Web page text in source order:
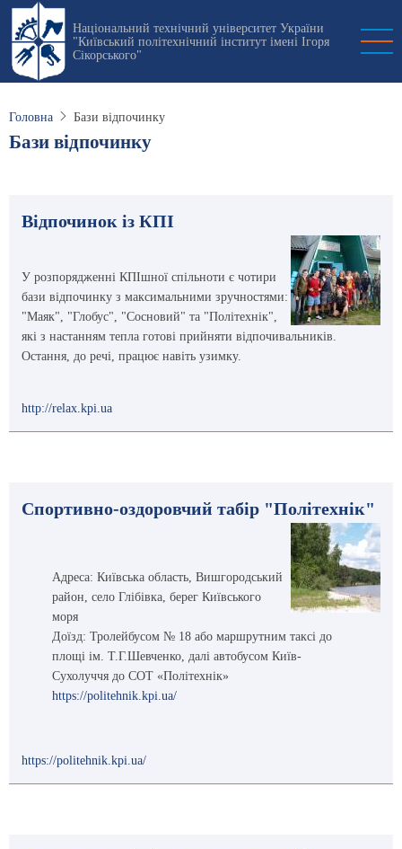
Перейти
основного
вмісту
Національний технічний університет України
"Київський політехнічний інститут імені Ігоря
Сікорського"
Головна Бази відпочинку
Бази відпочинку
Відпочинок із КПІ
У розпорядженні КПІшної спільноти є чотири
бази відпочинку з максимальними зручностями:
"Маяк", "Глобус", "Сосновий" та "Політехнік",
які з настанням тепла готові прийняти відпочивальників.
Остання, до речі, працює навіть узимку.
http://relax.kpi.ua
Спортивно-оздоровчий табір "Політехнік"
Адреса: Київська область, Вишгородський
район, село Глібівка, берег Київського
моря
Доїзд: Тролейбусом № 18 або маршрутним таксі до
площі ім. Т.Г.Шевченко, далі автобусом Київ-
Сухолуччя до СОТ «Політехнік»
https://politehnik.kpi.ua/
https://politehnik.kpi.ua/